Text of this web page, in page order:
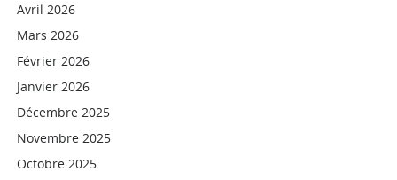
Avril 2026
Mars 2026
Février 2026
Janvier 2026
Décembre 2025
Novembre 2025
Octobre 2025